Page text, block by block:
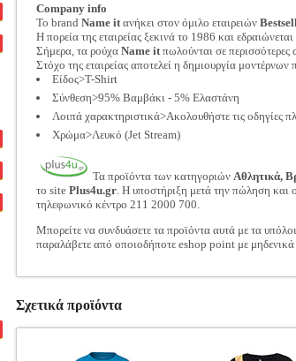
Company info
Το brand Name itανήκει στον όμιλο εταιρειών
Η πορεία της εταιρείας ξεκινά το 1986 και
Σήμερα, τα ρούχα Name itπωλούνται σε
Στόχο της εταιρείας αποτελεί η δημιουργία
Είδος>T-Shirt
Σύνθεση>95% Βαμβάκι - 5% Ελαστάνη
Λοιπά χαρακτηριστικά>Ακολουθήστε τις οδηγίες
Χρώμα>Λευκό (Jet Stream)
Τα προϊόντα των κατηγοριών Αθλητικά,
το site Plus4u.gr. Η υποστήριξη μετά την πώληση και
τηλεφωνικό κέντρο 211 2000 700.
Μπορείτε να συνδυάσετε τα προϊόντα αυτά με τα
παραλάβετε από οποιοδήποτε eshop point με
Σχετικά προϊόντα